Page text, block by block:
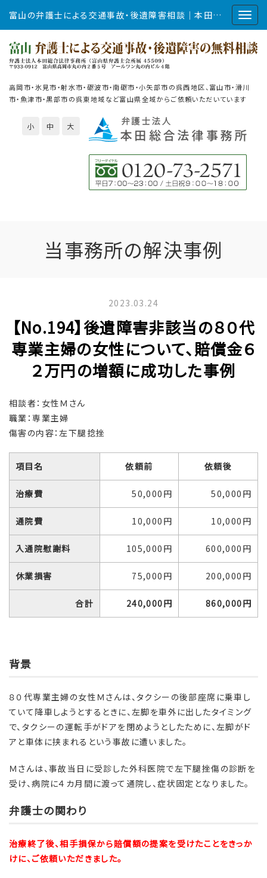
富山の弁護士による交通事故・後遺障害相談｜本田総合法律事務所
高岡市・氷見市・射水市・砺波市・南砺市・小矢部市の呉西地区、富山市・滑川
市・魚津市・黒部市の呉東地域など富山県全域からご依頼いただいています
小 中 大
当事務所の解決事例
2023.03.24
【No.194】後遺障害非該当の８０代
専業主婦の女性について、賠償金６
２万円の増額に成功した事例
相談者：女性Ｍさん
職業：専業主婦
傷害の内容：左下腿捻挫
項目名 依頼前 依頼後
治療費 50,000円 50,000円
通院費 10,000円 10,000円
入通院慰謝料 105,000円 600,000円
休業損害 75,000円 200,000円
合計 240,000円 860,000円
背景
８０代専業主婦の女性Ｍさんは、タクシーの後部座席に乗車し
ていて降車しようとするときに、左脚を車外に出したタイミング
で、タクシーの運転手がドアを閉めようとしたために、左脚がド
アと車体に挟まれるという事故に遭いました。
Ｍさんは、事故当日に受診した外科医院で左下腿挫傷の診断を
受け、病院に４カ月間に渡って通院し、症状固定となりました。
弁護士の関わり
治療終了後、相手損保から賠償額の提案を受けたことをきっか
けに、ご依頼いただきました。